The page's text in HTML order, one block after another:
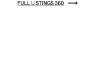
FULL LISTINGS 360